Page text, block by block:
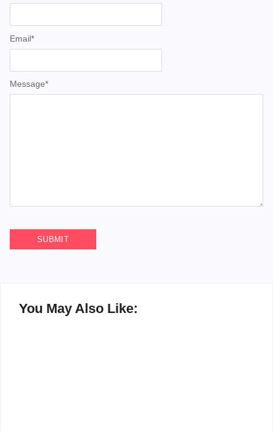
Message*
Email*
You May Also Like: